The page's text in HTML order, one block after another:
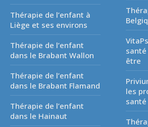
Thérapie de l’enfant à
Liège et ses environs
Thérapie de l’enfant
dans le Brabant Wallon
Thérapie de l’enfant
dans le Brabant Flamand
Thérapie de l’enfant
dans le Hainaut
être
les
santé